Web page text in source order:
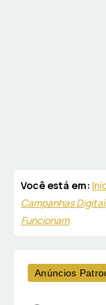
Você está em:
Campanhas
Funcionam
Anúncios